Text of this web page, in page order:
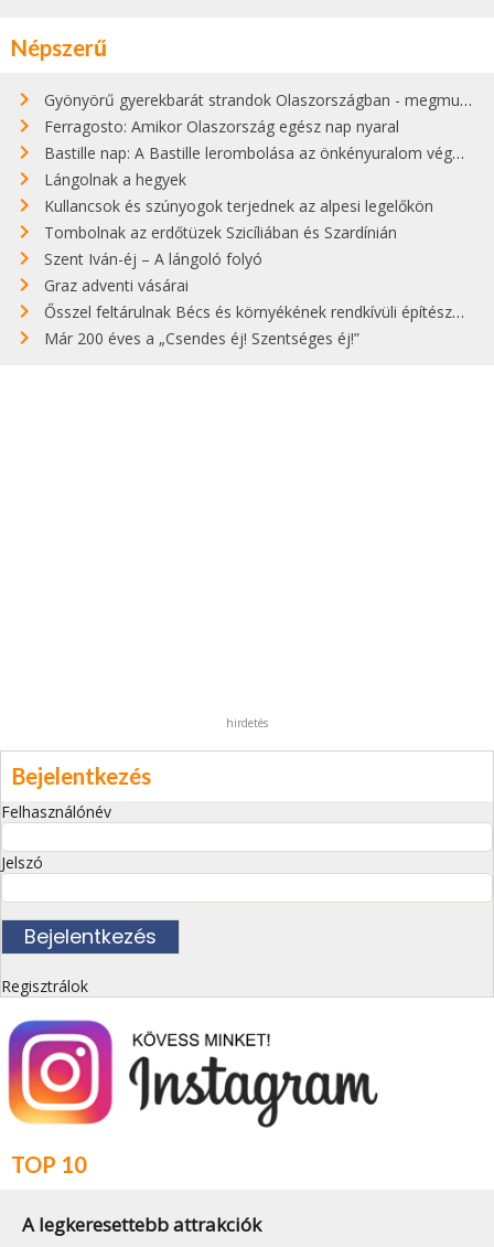
Népszerű
Gyönyörű gyerekbarát strandok Olaszországban - megmutatjuk a 15 legjobbat
Ferragosto: Amikor Olaszország egész nap nyaral
Bastille nap: A Bastille lerombolása az önkényuralom végét jelentette
Lángolnak a hegyek
Kullancsok és szúnyogok terjednek az alpesi legelőkön
Tombolnak az erdőtüzek Szicíliában és Szardínián
Szent Iván-éj – A lángoló folyó
Graz adventi vásárai
Ősszel feltárulnak Bécs és környékének rendkívüli építészeti kincsei
Már 200 éves a „Csendes éj! Szentséges éj!”
hirdetés
Bejelentkezés
Felhasználónév
Jelszó
Regisztrálok
TOP 10
A legkeresettebb attrakciók